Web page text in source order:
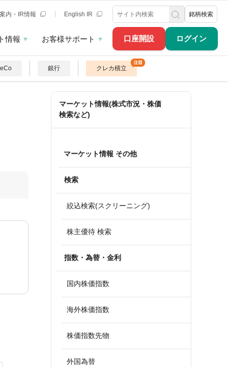
口座開設 ログイン
内・IR情報 English IR 銘柄検索
情報 お客様サポート
銀行 クレカ積立
マーケット情報(株式市況・株価
検索など)
マーケット情報 その他
検索
絞込検索(スクリーニング)
株主優待 検索
指数・為替・金利
国内株価指数
海外株価指数
株価指数先物
外国為替